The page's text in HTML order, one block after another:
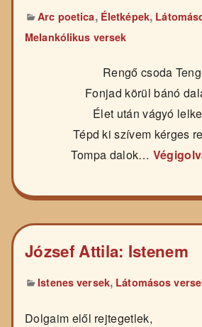
Arc poetica, Életképek,
Melankólikus versek
Rengő csoda
Fonjad körül bánó
Élet után vágyó
Tépd ki szívem kérges
Tompa dalok…
József Attila: Istenem
Istenes versek, Látomásos
Dolgaim elől rejtegetlek,